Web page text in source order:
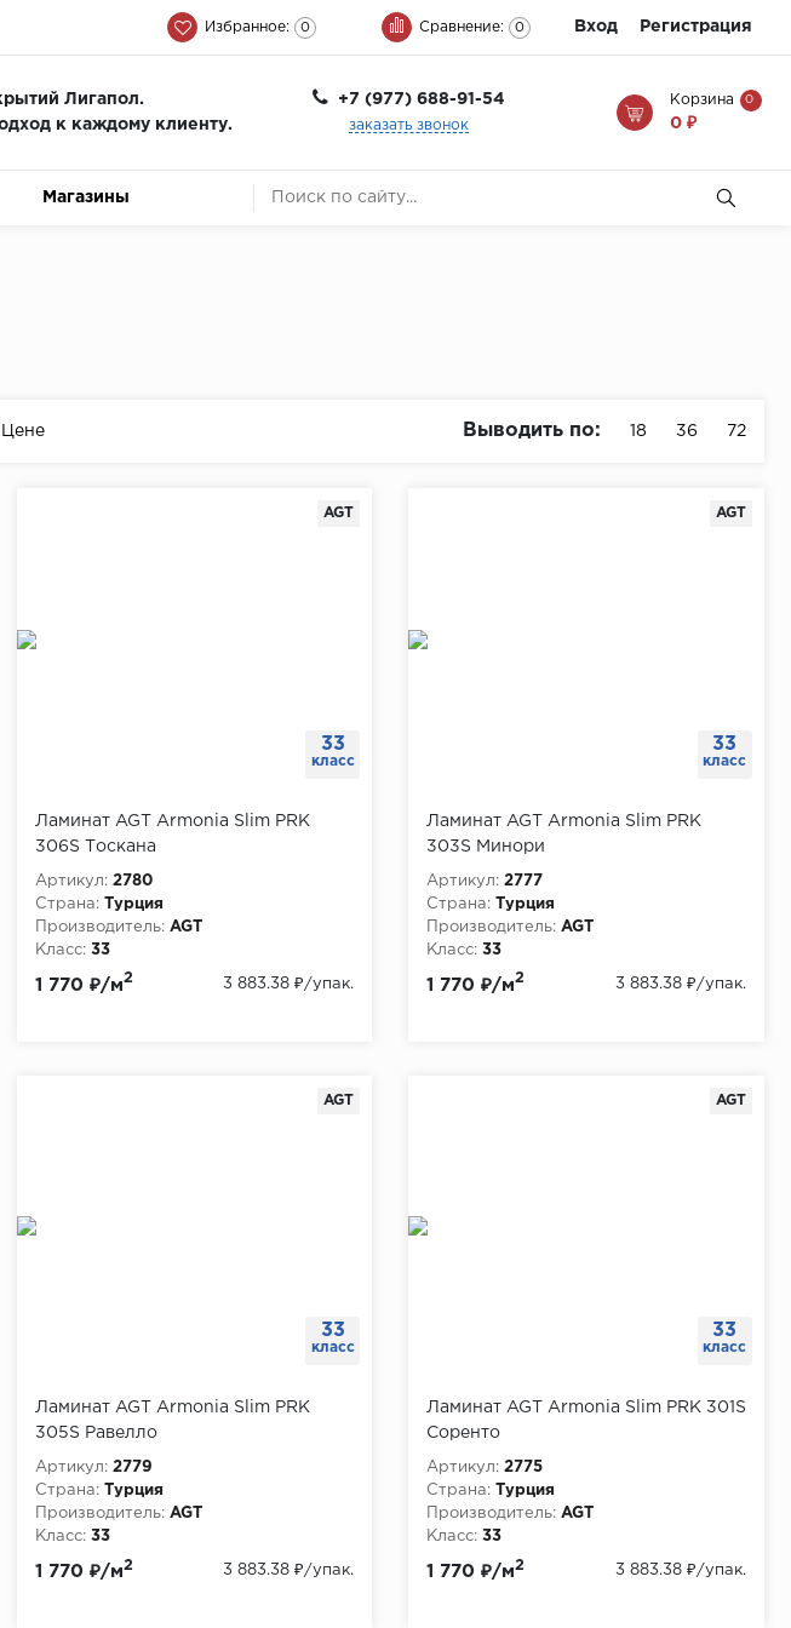
Избранное: 0 Сравнение: 0 Вход Регистрация
Лигапол.
к каждому клиенту.
+7 (977) 688-91-54
заказать звонок
Корзина 0
0 ₽
Магазины
Цене Выводить по: 18 36 72
33
класс
AGT
Ламинат AGT Armonia Slim PRK
306S Тоскана
Артикул: 2780
Страна:
Турция
Производитель: AGT
Класс: 33
Толщина, мм:
1 770 ₽/м2 3 883.38 ₽/упак.
33
класс
AGT
Ламинат AGT Armonia Slim PRK
303S Минори
Артикул: 2777
Страна:
Турция
Производитель: AGT
Класс: 33
Толщина, мм:
1 770 ₽/м2 3 883.38 ₽/упак.
33
класс
AGT
Ламинат AGT Armonia Slim PRK
305S Равелло
Артикул: 2779
Страна:
Турция
Производитель: AGT
Класс: 33
Толщина, мм:
1 770 ₽/м2 3 883.38 ₽/упак.
33
класс
AGT
Ламинат AGT Armonia Slim PRK 301S
Соренто
Артикул: 2775
Страна:
Турция
Производитель: AGT
Класс: 33
Толщина, мм:
1 770 ₽/м2 3 883.38 ₽/упак.